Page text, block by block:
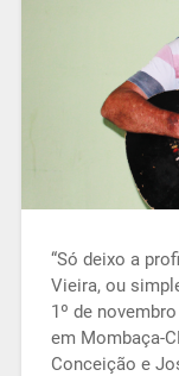
“Só deixo a
Vieira, ou
1º de
em Mombaça-
Conceição e